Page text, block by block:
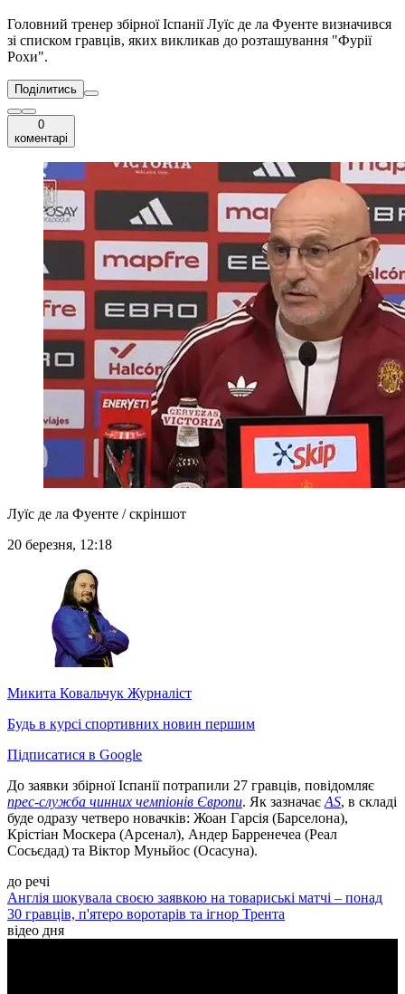
Головний тренер збірної Іспанії Луїс де ла Фуенте визначився
зі списком гравців, яких викликав до розташування "Фурії
Рохи".
Поділитись
0
коментарі
Луїс де ла Фуенте / скріншот
20 березня, 12:18
Микита Ковальчук Журналіст
Будь в курсі спортивних новин першим
Підписатися в Google
До заявки збірної Іспанії потрапили 27 гравців, повідомляє
прес-служба чинних чемпіонів Європи. Як зазначає AS, в складі
буде одразу четверо новачків: Жоан Гарсія (Барселона),
Крістіан Москера (Арсенал), Андер Барренечеа (Реал
Сосьєдад) та Віктор Муньйос (Осасуна).
до речі
Англія шокувала своєю заявкою на товариські матчі – понад
30 гравців, п'ятеро воротарів та ігнор Трента
відео дня